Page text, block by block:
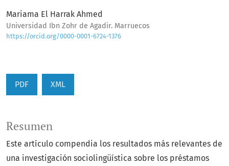
Mariama El Harrak Ahmed
Universidad Ibn Zohr de Agadir. Marruecos
https://orcid.org/0000-0001-6724-1376
PDF XML
Resumen
Este artículo compendia los resultados más relevantes de
una investigación sociolingüística sobre los préstamos